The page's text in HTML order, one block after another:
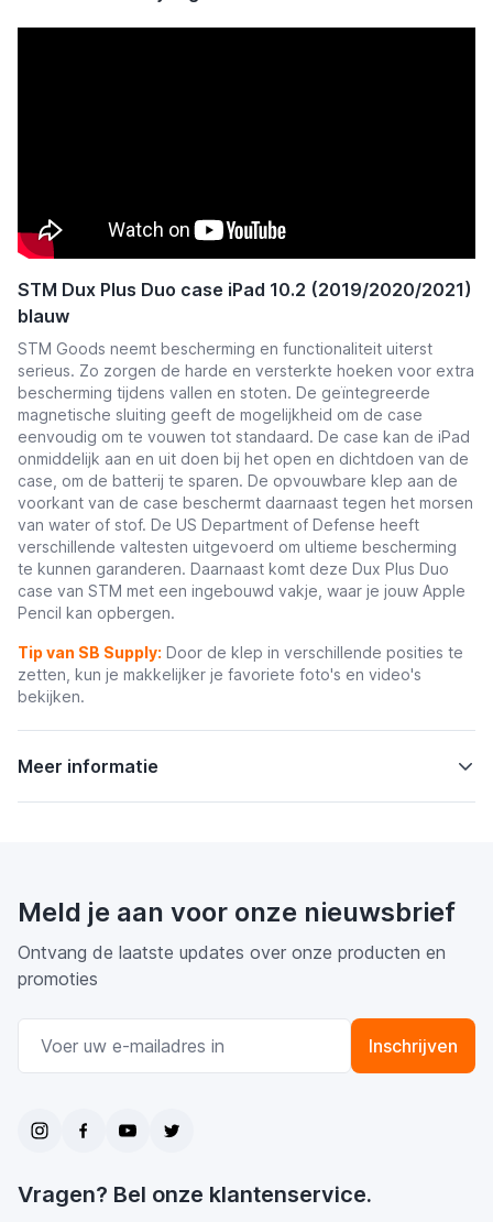
STM Dux Plus Duo case iPad 10.2 (2019/2020/2021)
blauw
STM Goods neemt bescherming en functionaliteit uiterst
serieus. Zo zorgen de harde en versterkte hoeken voor extra
bescherming tijdens vallen en stoten. De geïntegreerde
magnetische sluiting geeft de mogelijkheid om de case
eenvoudig om te vouwen tot standaard. De case kan de iPad
onmiddelijk aan en uit doen bij het open en dichtdoen van de
case, om de batterij te sparen. De opvouwbare klep aan de
voorkant van de case beschermt daarnaast tegen het morsen
van water of stof. De US Department of Defense heeft
verschillende valtesten uitgevoerd om ultieme bescherming
te kunnen garanderen. Daarnaast komt deze Dux Plus Duo
case van STM met een ingebouwd vakje, waar je jouw Apple
Pencil kan opbergen.
Tip van SB Supply: Door de klep in verschillende posities te
zetten, kun je makkelijker je favoriete foto's en video's
bekijken.
Meer informatie
Meld je aan voor onze nieuwsbrief
Ontvang de laatste updates over onze producten en
promoties
Inschrijven
Vragen? Bel onze klantenservice.